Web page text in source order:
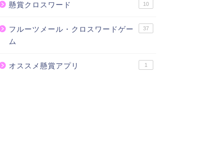
懸賞クロスワード 10
フルーツメール・クロスワードゲー
ム
37
オススメ懸賞アプリ 1